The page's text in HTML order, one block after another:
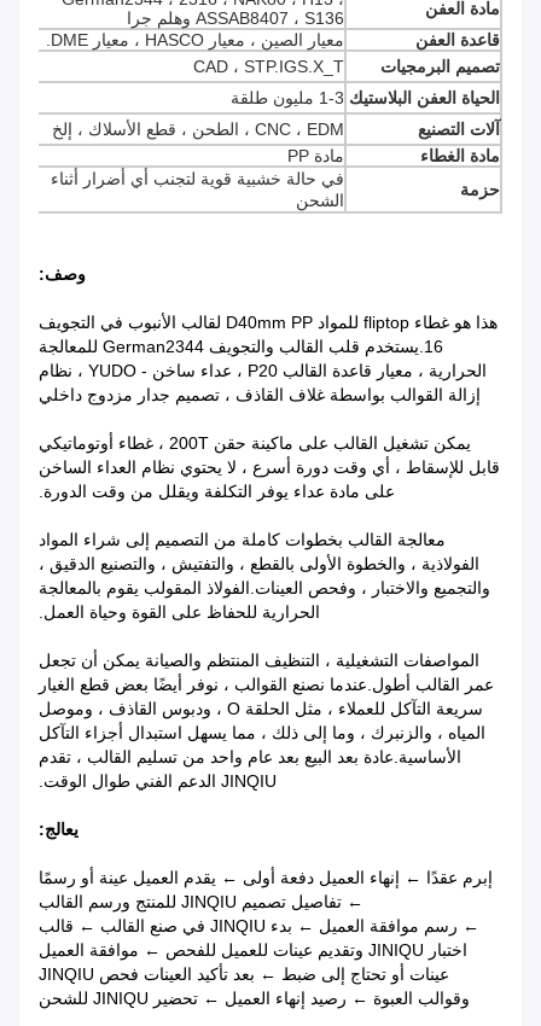
مادة العفن
ASSAB8407 ، S136 وهلم جرا
قاعدة العفن
معيار الصين ، معيار HASCO ، معيار DME.
تصميم البرمجيات
CAD ، STP.IGS.X_T
الحياة العفن البلاستيك 1-3 مليون طلقة
آلات التصنيع
CNC ، EDM ، الطحن ، قطع الأسلاك ، إلخ
مادة الغطاء
مادة PP
حزمة
في حالة خشبية قوية لتجنب أي أضرار أثناء
الشحن
وصف:
هذا هو غطاء fliptop للمواد D40mm PP لقالب الأنبوب في التجويف
16.يستخدم قلب القالب والتجويف German2344 للمعالجة
الحرارية ، معيار قاعدة القالب P20 ، عداء ساخن - YUDO ، نظام
إزالة القوالب بواسطة غلاف القاذف ، تصميم جدار مزدوج داخلي
يمكن تشغيل القالب على ماكينة حقن 200T ، غطاء أوتوماتيكي
قابل للإسقاط ، أي وقت دورة أسرع ، لا يحتوي نظام العداء الساخن
على مادة عداء يوفر التكلفة ويقلل من وقت الدورة.
معالجة القالب بخطوات كاملة من التصميم إلى شراء المواد
الفولاذية ، والخطوة الأولى بالقطع ، والتفتيش ، والتصنيع الدقيق ،
والتجميع والاختبار ، وفحص العينات.الفولاذ المقولب يقوم بالمعالجة
الحرارية للحفاظ على القوة وحياة العمل.
المواصفات التشغيلية ، التنظيف المنتظم والصيانة يمكن أن تجعل
عمر القالب أطول.عندما نصنع القوالب ، نوفر أيضًا بعض قطع الغيار
سريعة التآكل للعملاء ، مثل الحلقة O ، ودبوس القاذف ، وموصل
المياه ، والزنبرك ، وما إلى ذلك ، مما يسهل استبدال أجزاء التآكل
الأساسية.عادة بعد البيع بعد عام واحد من تسليم القالب ، تقدم
JINQIU الدعم الفني طوال الوقت.
يعالج:
إبرم عقدًا ← إنهاء العميل دفعة أولى ← يقدم العميل عينة أو رسمًا
← تفاصيل تصميم JINQIU للمنتج ورسم القالب
← رسم موافقة العميل ← بدء JINQIU في صنع القالب ← قالب
اختبار JINIQU وتقديم عينات للعميل للفحص ← موافقة العميل
عينات أو تحتاج إلى ضبط ← بعد تأكيد العينات فحص JINQIU
وقوالب العبوة ← رصيد إنهاء العميل ← تحضير JINIQU للشحن